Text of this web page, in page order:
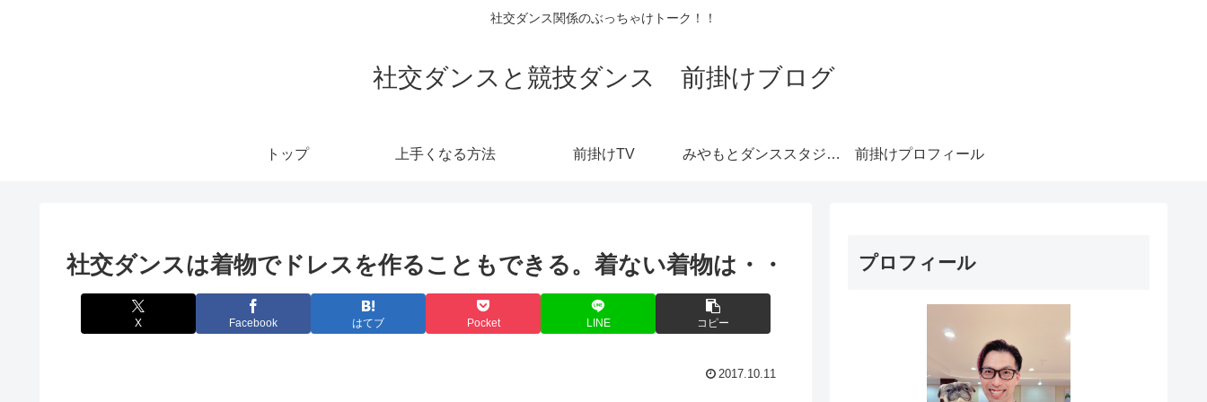
社交ダンス関係のぶっちゃけトーク！！
社交ダンスと競技ダンス 前掛けブログ
トップ 上手くなる方法 前掛けTV みやもとダンススタジオ札幌 前掛けプロフィール
社交ダンスは着物でドレスを作ることもできる。着ない着物は・・
X Facebook はてブ Pocket LINE コピー
2017.10.11
プロフィール